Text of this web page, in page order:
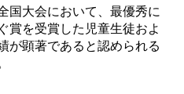
国大会において、最優秀に
賞を受賞した児童生徒およ
が顕著であると認められる